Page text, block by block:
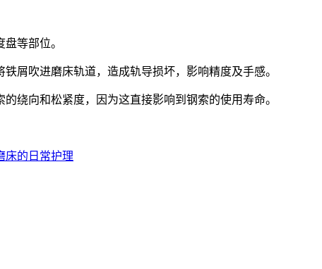
等部位。
屑吹进磨床轨道，造成轨导损坏，影响精度及手感。
绕向和松紧度，因为这直接影响到钢索的使用寿命。
床的日常护理